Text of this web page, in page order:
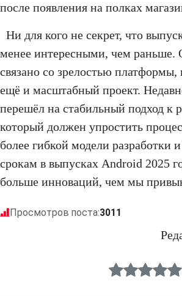
после появления на полках
Ни для кого не секрет, что
менее интересными, чем раньше.
связано со зрелостью
ещё и масштабный проект.
перешёл на стабильный подход к
который должен упростить
более гибкой модели разработки
срокам в выпусках Android 2025
больше инноваций, чем мы
Просмотров поста:3011